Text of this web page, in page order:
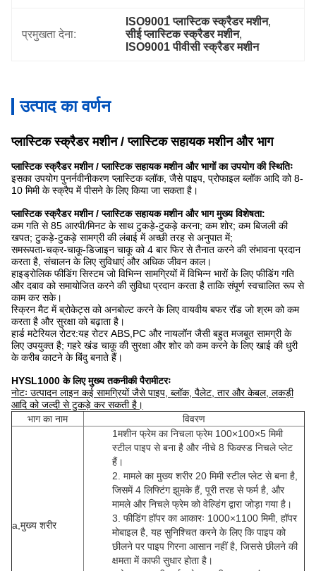
प्रमुखता देना:
ISO9001 प्लास्टिक स्क्रैडर मशीन,
सीई प्लास्टिक स्क्रैडर मशीन,
ISO9001 पीवीसी स्क्रैडर मशीन
उत्पाद का वर्णन
प्लास्टिक स्क्रैडर मशीन / प्लास्टिक सहायक मशीन और भाग
प्लास्टिक स्क्रैडर मशीन / प्लास्टिक सहायक मशीन और भागों का उपयोग की स्थितिः
इसका उपयोग पुनर्नवीनीकरण प्लास्टिक ब्लॉक, जैसे पाइप, प्रोफाइल ब्लॉक आदि को 8-
10 मिमी के स्क्रैप में पीसने के लिए किया जा सकता है।
प्लास्टिक स्क्रैडर मशीन / प्लास्टिक सहायक मशीन और भाग मुख्य विशेषता:
कम गति से 85 आरपी/मिनट के साथ टुकड़े-टुकड़े करना; कम शोर; कम बिजली की
खपत; टुकड़े-टुकड़े सामग्री की लंबाई में अच्छी तरह से अनुपात में;
समरूपता-चक्र-चाकू-डिजाइन चाकू को 4 बार फिर से तैनात करने की संभावना प्रदान
करता है, संचालन के लिए सुविधाएं और अधिक जीवन काल।
हाइड्रोलिक फीडिंग सिस्टम जो विभिन्न सामग्रियों में विभिन्न भारों के लिए फीडिंग गति
और दबाव को समायोजित करने की सुविधा प्रदान करता है ताकि संपूर्ण स्वचालित रूप से
काम कर सके।
स्क्रिन मैट में ब्रोकेट्स को अनबोल्ट करने के लिए वायवीय बफर रॉड जो श्रम को कम
करता है और सुरक्षा को बढ़ाता है।
हार्ड मटेरियल रोटर:यह रोटर ABS,PC और नायलॉन जैसी बहुत मजबूत सामग्री के
लिए उपयुक्त है; गहरे खंड चाकू की सुरक्षा और शोर को कम करने के लिए खाई की धुरी
के करीब काटने के बिंदु बनाते हैं।
HYSL1000 के लिए मुख्य तकनीकी पैरामीटरः
नोटः उत्पादन लाइन कई सामग्रियों जैसे पाइप, ब्लॉक, पैलेट, तार और केबल, लकड़ी
आदि को जल्दी से टुकड़े कर सकती है।
भाग का नाम
विवरण
a,मुख्य शरीर
1मशीन फ्रेम का निचला फ्रेम 100×100×5 मिमी
स्टील पाइप से बना है और नीचे 8 फिक्स्ड निचले प्लेट
हैं।
2. मामले का मुख्य शरीर 20 मिमी स्टील प्लेट से बना है,
जिसमें 4 लिफ्टिंग झुमके हैं, पूरी तरह से फर्म है, और
मामले और निचले फ्रेम को वेल्डिंग द्वारा जोड़ा गया है।
3. फीडिंग हॉपर का आकारः 1000×1100 मिमी, हॉपर
मोबाइल है, यह सुनिश्चित करने के लिए कि पाइप को
छीलने पर पाइप गिरना आसान नहीं है, जिससे छीलने की
क्षमता में काफी सुधार होता है।